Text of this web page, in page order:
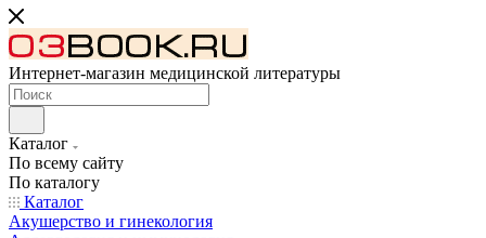
Интернет-магазин медицинской литературы
Каталог
По всему сайту
По каталогу
Каталог
Акушерство и гинекология